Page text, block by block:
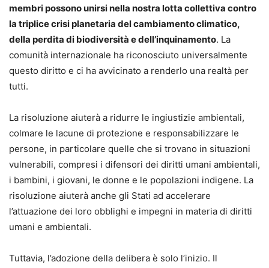
membri possono unirsi nella nostra lotta collettiva contro
la triplice crisi planetaria del cambiamento climatico,
della perdita di biodiversità e dell’inquinamento. La
comunità internazionale ha riconosciuto universalmente
questo diritto e ci ha avvicinato a renderlo una realtà per
tutti.
La risoluzione aiuterà a ridurre le ingiustizie ambientali,
colmare le lacune di protezione e responsabilizzare le
persone, in particolare quelle che si trovano in situazioni
vulnerabili, compresi i difensori dei diritti umani ambientali,
i bambini, i giovani, le donne e le popolazioni indigene. La
risoluzione aiuterà anche gli Stati ad accelerare
l’attuazione dei loro obblighi e impegni in materia di diritti
umani e ambientali.
Tuttavia, l’adozione della delibera è solo l’inizio. Il